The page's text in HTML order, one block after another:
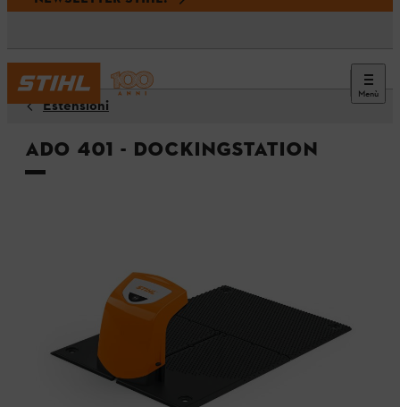
Menù
Estensioni
ADO 401 - Dockingstation